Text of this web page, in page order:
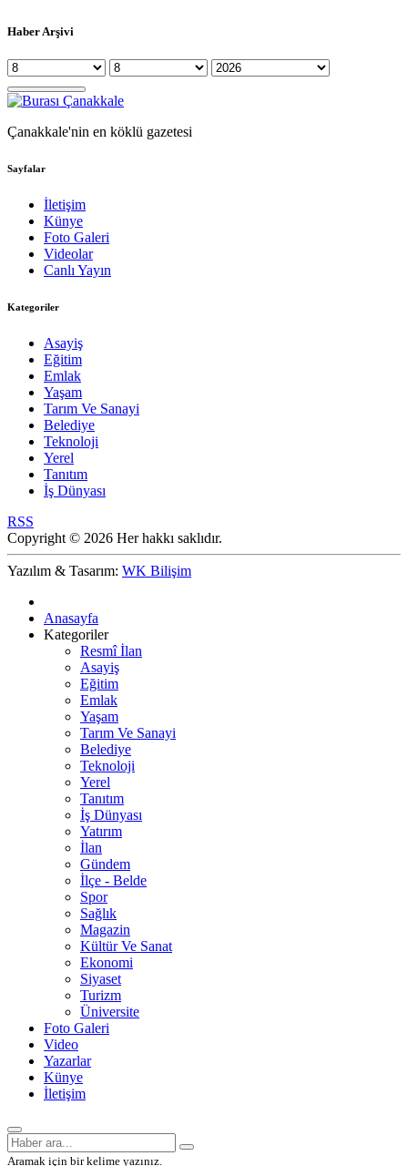
Haber Arşivi
Çanakkale'nin en köklü gazetesi
Sayfalar
İletişim
Künye
Foto Galeri
Videolar
Canlı Yayın
Kategoriler
Asayiş
Eğitim
Emlak
Yaşam
Tarım Ve Sanayi
Belediye
Teknoloji
Yerel
Tanıtım
İş Dünyası
RSS
Copyright © 2026 Her hakkı saklıdır.
Yazılım & Tasarım: WK Bilişim
Anasayfa
Kategoriler
Resmî İlan
Asayiş
Eğitim
Emlak
Yaşam
Tarım Ve Sanayi
Belediye
Teknoloji
Yerel
Tanıtım
İş Dünyası
Yatırım
İlan
Gündem
İlçe - Belde
Spor
Sağlık
Magazin
Kültür Ve Sanat
Ekonomi
Siyaset
Turizm
Üniversite
Foto Galeri
Video
Yazarlar
Künye
İletişim
Aramak için bir kelime yazınız.